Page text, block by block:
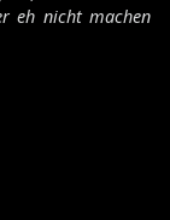
eh nicht machen